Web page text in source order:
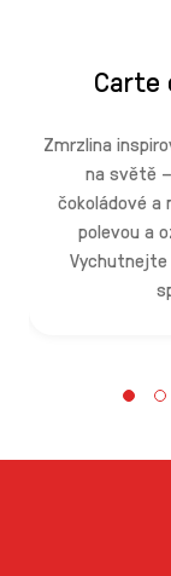
Carte
Zmrzlina
na světě
čokoládové a
polevou a